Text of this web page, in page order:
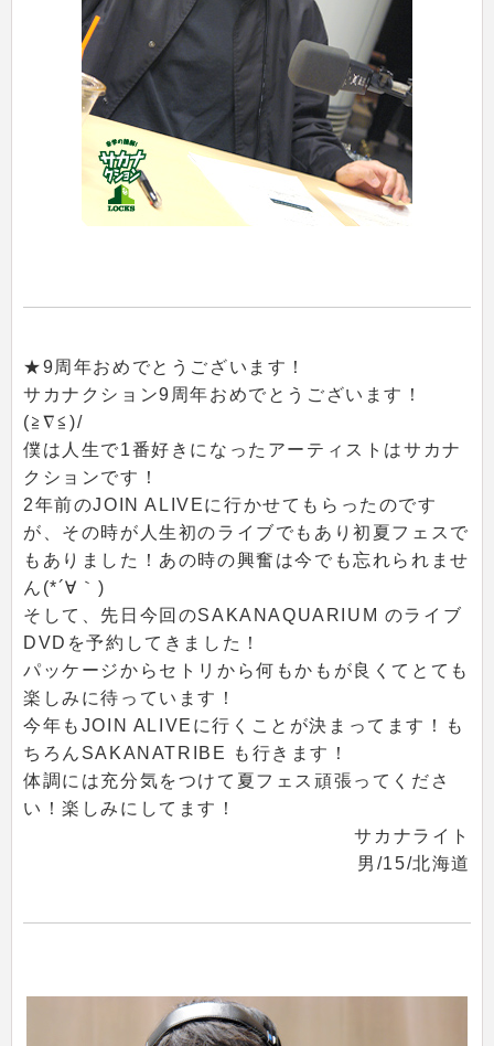
★9周年おめでとうございます！
サカナクション9周年おめでとうございます！
(≧∇≦)/
僕は人生で1番好きになったアーティストはサカナ
クションです！
2年前のJOIN ALIVEに行かせてもらったのです
が、その時が人生初のライブでもあり初夏フェスで
もありました！あの時の興奮は今でも忘れられませ
ん(*´∀｀)
そして、先日今回のSAKANAQUARIUM のライブ
DVDを予約してきました！
パッケージからセトリから何もかもが良くてとても
楽しみに待っています！
今年もJOIN ALIVEに行くことが決まってます！も
ちろんSAKANATRIBE も行きます！
体調には充分気をつけて夏フェス頑張ってくださ
い！楽しみにしてます！
サカナライト
男/15/北海道